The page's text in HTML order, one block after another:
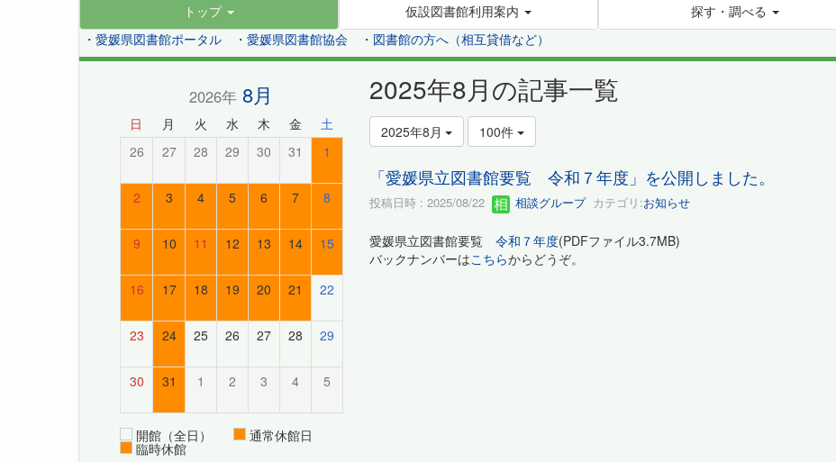
トップ 仮設図書館利用案内 探す・調べる
・ 愛媛県図書館ポータル ・ 愛媛県図書館協会 ・ 図書館の方へ（相互貸借など）
2025年8月の記事一覧
2025年8月 100件
「愛媛県立図書館要覧 令和７年度」を公開しました。
投稿日時 : 2025/08/22 相談グループカテゴリ:お知らせ
愛媛県立図書館要覧 令和７年度(PDFファイル3.7MB)
バックナンバーはこちらからどうぞ。
2026年 8月
日 月 火 水 木 金 土
26 27 28 29 30 31 1
2 3 4 5 6 7 8
9 10 11 12 13 14 15
16 17 18 19 20 21 22
23 24 25 26 27 28 29
30 31 1 2 3 4 5
開館（全日） 通常休館日
臨時休館